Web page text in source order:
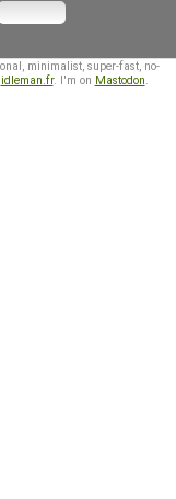
minimalist, super-fast, no-
idleman.fr. I'm on Mastodon.